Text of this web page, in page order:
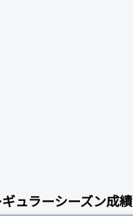
ギュラーシーズン成績